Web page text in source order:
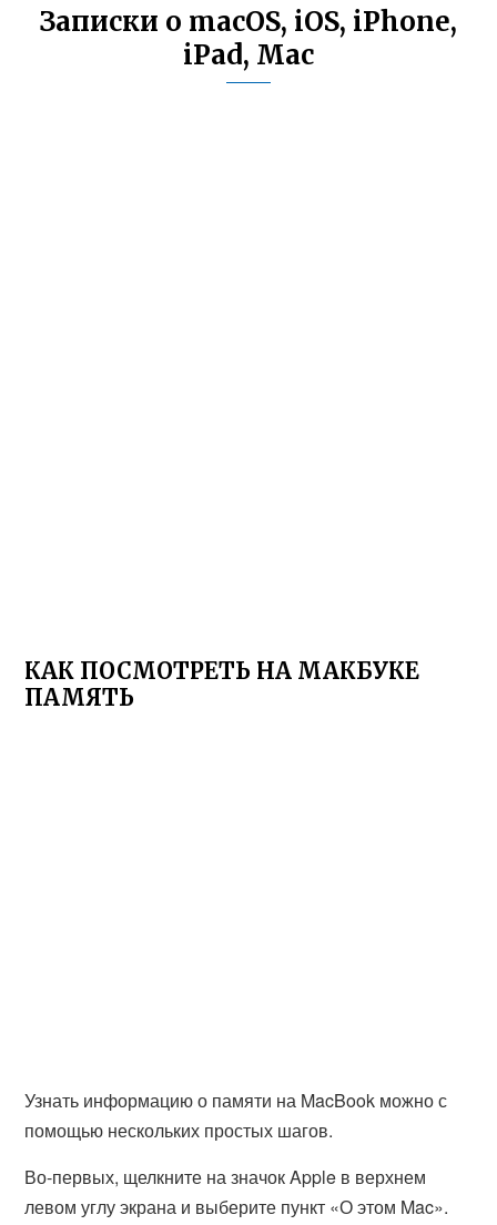
Записки о macOS, iOS, iPhone,
iPad, Mac
КАК ПОСМОТРЕТЬ НА МАКБУКЕ
ПАМЯТЬ
Узнать информацию о памяти на MacBook можно с
помощью нескольких простых шагов.
Во-первых, щелкните на значок Apple в верхнем
левом углу экрана и выберите пункт «О этом Mac».